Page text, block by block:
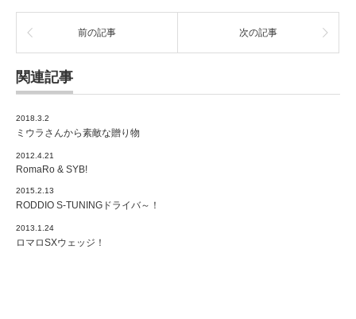
前の記事 次の記事
関連記事
2018.3.2
ミウラさんから素敵な贈り物
2012.4.21
RomaRo & SYB!
2015.2.13
RODDIO S-TUNINGドライバ～！
2013.1.24
ロマロSXウェッジ！